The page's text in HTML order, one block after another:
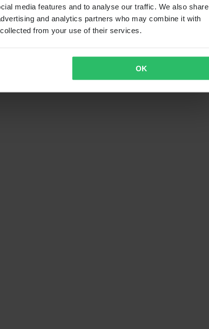
media features and to analyse our traffic. We also share
and analytics partners who may combine it with
from your use of their services.
OK